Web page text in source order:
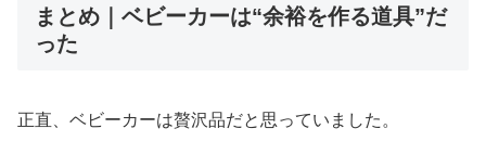
まとめ｜ベビーカーは“余裕を作る道具”だ
った
正直、ベビーカーは贅沢品だと思っていました。